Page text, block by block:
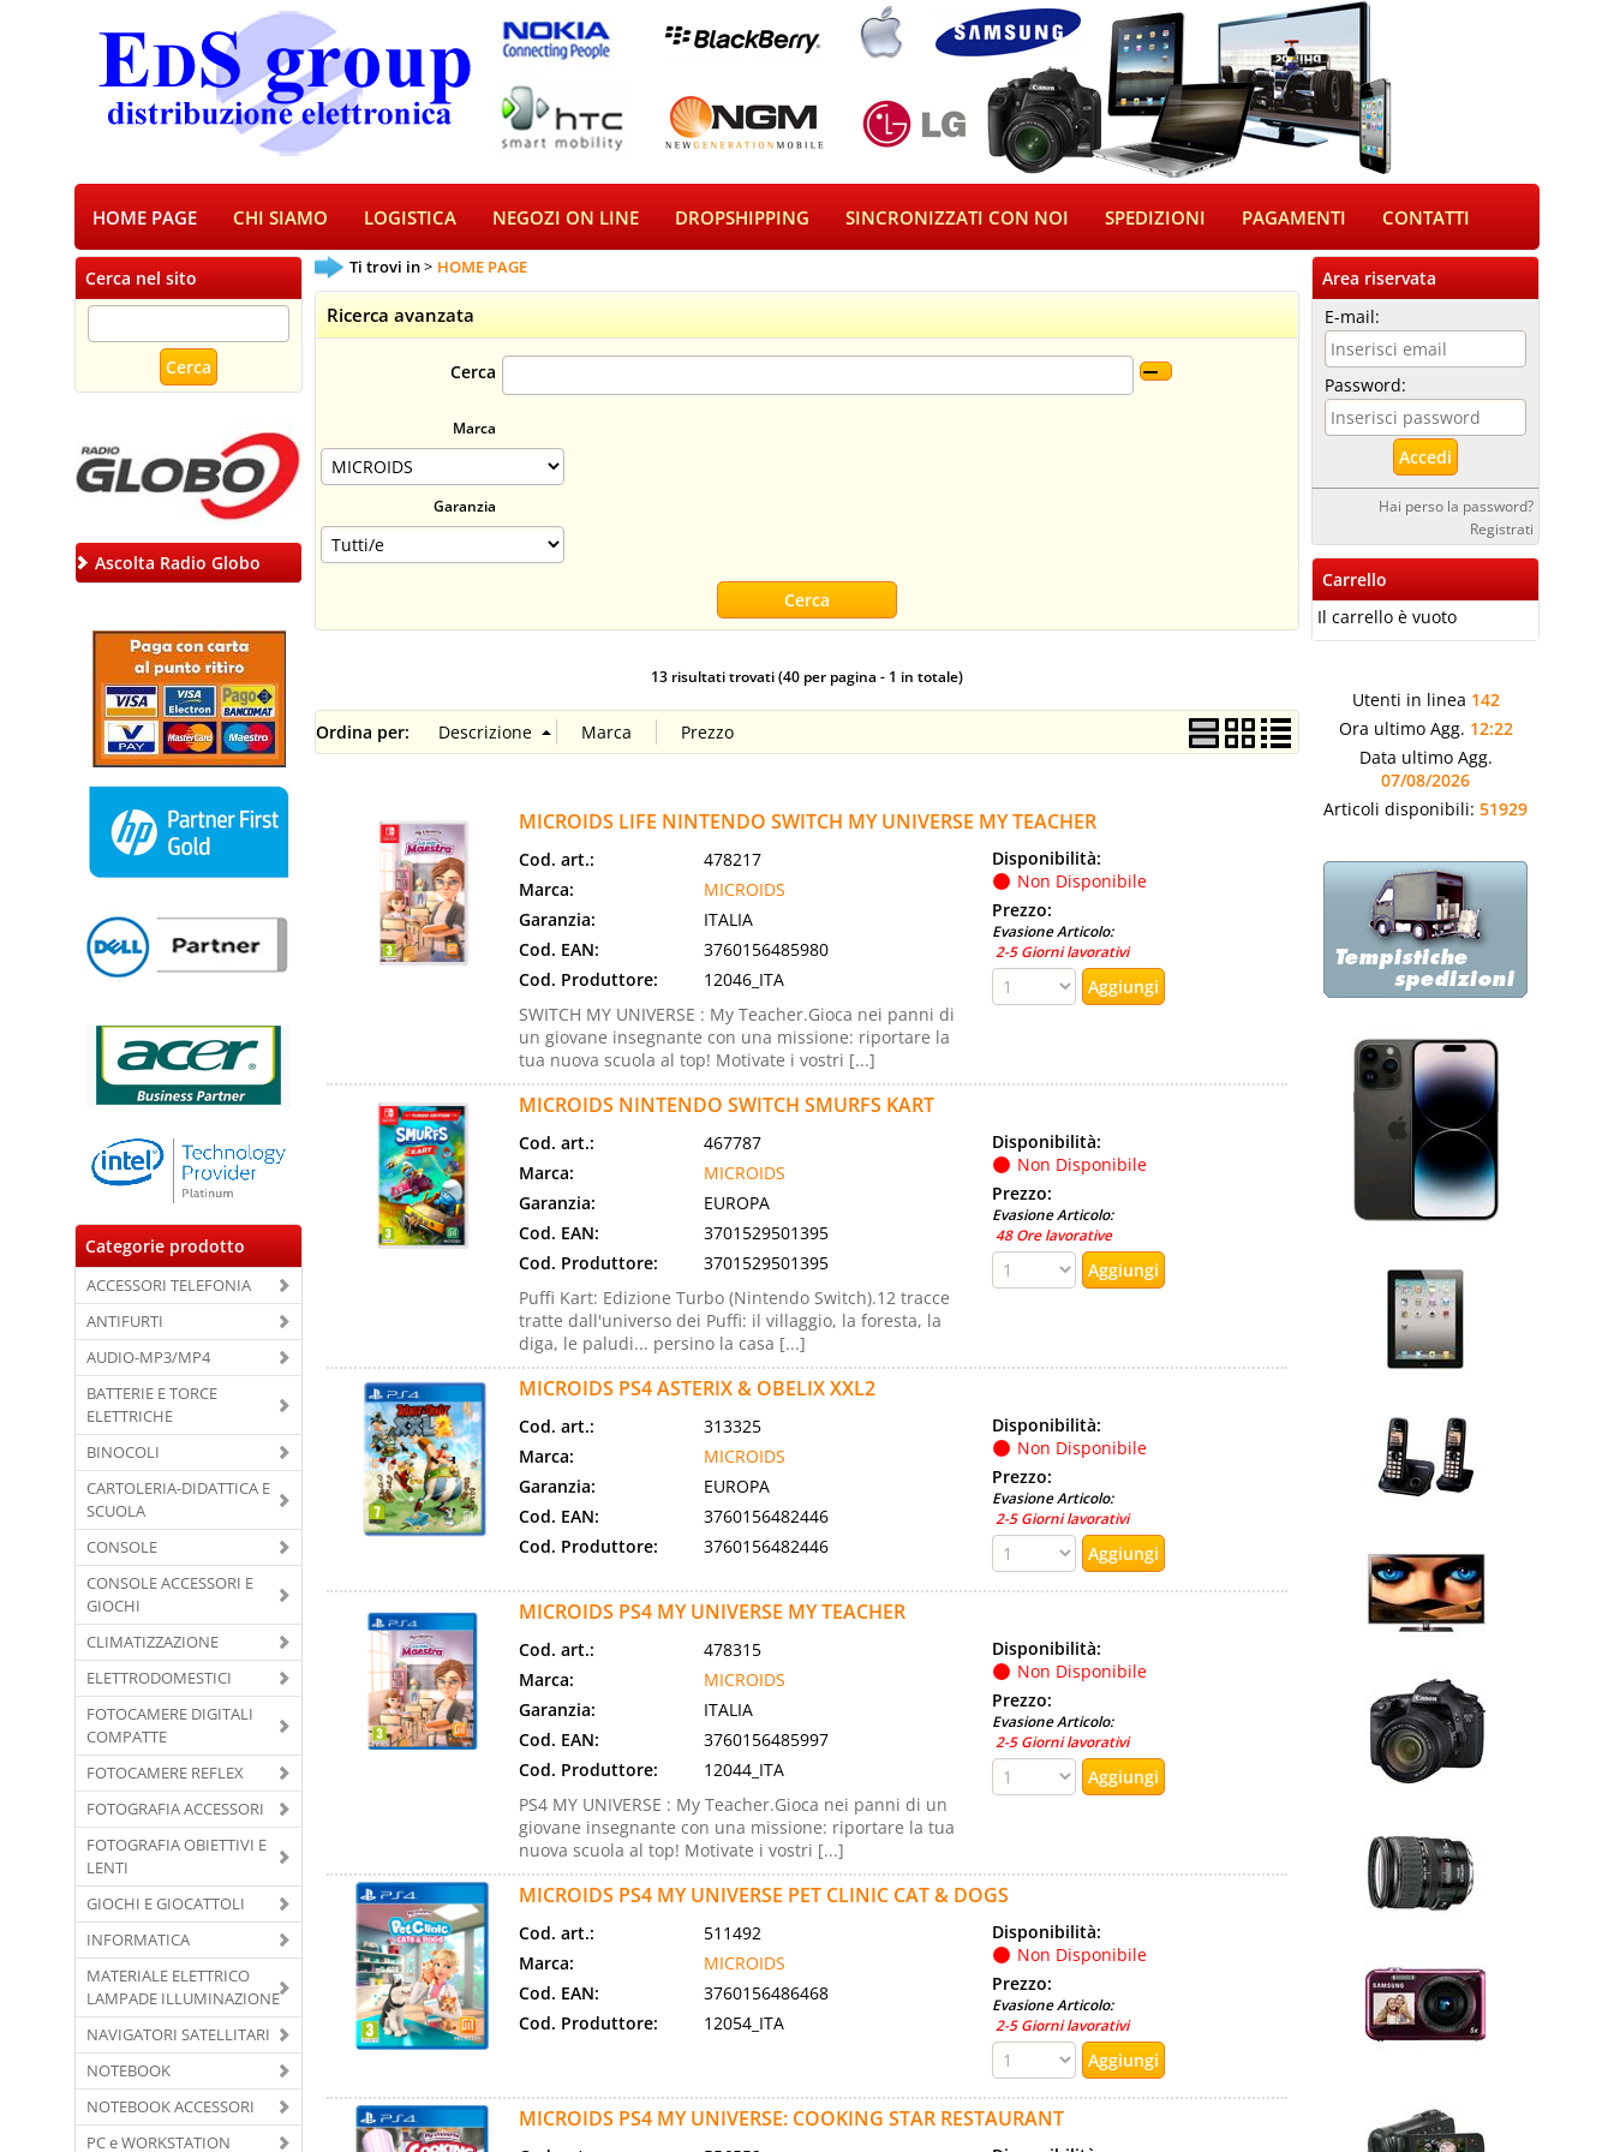
HOME PAGE CHI SIAMO LOGISTICA NEGOZI ON LINE DROPSHIPPING SINCRONIZZATI CON NOI SPEDIZIONI PAGAMENTI CONTATTI
Cerca nel sito
Ascolta Radio Globo
Categorie prodotto
ACCESSORI TELEFONIA
ANTIFURTI
AUDIO-MP3/MP4
BATTERIE E TORCE
ELETTRICHE
BINOCOLI
CARTOLERIA-DIDATTICA E
SCUOLA
CONSOLE
CONSOLE ACCESSORI E
GIOCHI
CLIMATIZZAZIONE
ELETTRODOMESTICI
FOTOCAMERE DIGITALI
COMPATTE
FOTOCAMERE REFLEX
FOTOGRAFIA ACCESSORI
FOTOGRAFIA OBIETTIVI E
LENTI
GIOCHI E GIOCATTOLI
INFORMATICA
MATERIALE ELETTRICO
LAMPADE ILLUMINAZIONE
NAVIGATORI SATELLITARI
NOTEBOOK
NOTEBOOK ACCESSORI
PC e WORKSTATION
Ti trovi in HOME PAGE
Ricerca avanzata
Cerca
Marca
Garanzia
13 risultati trovati (40 per pagina - 1 in totale)
Ordina per:
MICROIDS LIFE NINTENDO SWITCH MY UNIVERSE MY TEACHER
Cod. art.:
478217
Marca:
MICROIDS
Garanzia:
ITALIA
Cod. EAN:
3760156485980
Cod. Produttore:
12046_ITA
SWITCH MY UNIVERSE : My Teacher.Gioca nei panni di
un giovane insegnante con una missione: riportare la
tua nuova scuola al top! Motivate i vostri [...]
Disponibilità:
Non Disponibile
Prezzo:
Evasione Articolo:
2-5 Giorni lavorativi
MICROIDS NINTENDO SWITCH SMURFS KART
Cod. art.:
467787
Marca:
MICROIDS
Garanzia:
EUROPA
Cod. EAN:
3701529501395
Cod. Produttore:
3701529501395
Puffi Kart: Edizione Turbo (Nintendo Switch).12 tracce
tratte dall'universo dei Puffi: il villaggio, la foresta, la
diga, le paludi... persino la casa [...]
Disponibilità:
Non Disponibile
Prezzo:
Evasione Articolo:
48 Ore lavorative
MICROIDS PS4 ASTERIX & OBELIX XXL2
Cod. art.:
313325
Marca:
MICROIDS
Garanzia:
EUROPA
Cod. EAN:
3760156482446
Cod. Produttore:
3760156482446
Disponibilità:
Non Disponibile
Prezzo:
Evasione Articolo:
2-5 Giorni lavorativi
MICROIDS PS4 MY UNIVERSE MY TEACHER
Cod. art.:
478315
Marca:
MICROIDS
Garanzia:
ITALIA
Cod. EAN:
3760156485997
Cod. Produttore:
12044_ITA
PS4 MY UNIVERSE : My Teacher.Gioca nei panni di un
giovane insegnante con una missione: riportare la tua
nuova scuola al top! Motivate i vostri [...]
Disponibilità:
Non Disponibile
Prezzo:
Evasione Articolo:
2-5 Giorni lavorativi
MICROIDS PS4 MY UNIVERSE PET CLINIC CAT & DOGS
Cod. art.:
511492
Marca:
MICROIDS
Cod. EAN:
3760156486468
Cod. Produttore:
12054_ITA
Disponibilità:
Non Disponibile
Prezzo:
Evasione Articolo:
2-5 Giorni lavorativi
MICROIDS PS4 MY UNIVERSE: COOKING STAR RESTAURANT
Area riservata
E-mail:
Password:
Hai perso la password?
Registrati
Carrello
Il carrello è vuoto
Utenti in linea 142
Ora ultimo Agg. 12:22
Data ultimo Agg.
07/08/2026
Articoli disponibili: 51929